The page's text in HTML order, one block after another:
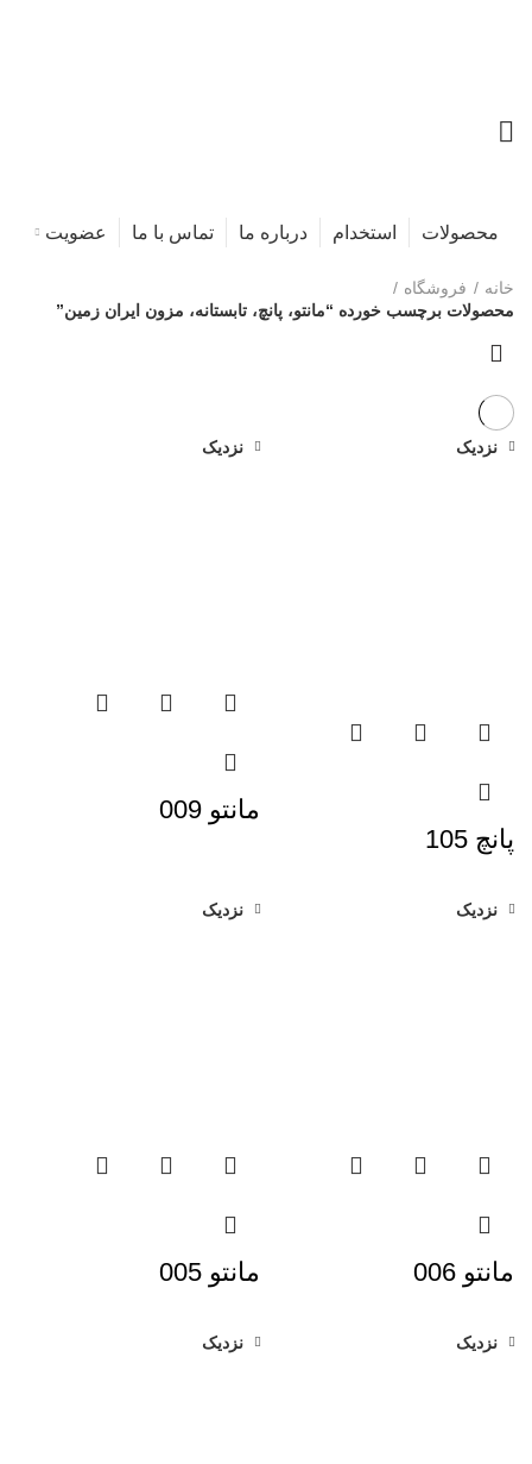
محصولات استخدام درباره ما تماس با ما عضویت
خانه
فروشگاه
محصولات برچسب خورده “مانتو، پانچ‌، تابستانه، مزون ایران زمین”
نزدیک
پانچ 105
نزدیک
مانتو 009
نزدیک
مانتو 006
نزدیک
مانتو 005
نزدیک نزدیک